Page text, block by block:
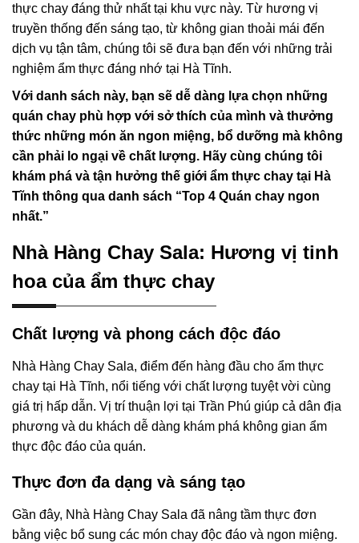
thực chay đáng thử nhất tại khu vực này. Từ hương vị
truyền thống đến sáng tạo, từ không gian thoải mái đến
dịch vụ tận tâm, chúng tôi sẽ đưa bạn đến với những trải
nghiệm ẩm thực đáng nhớ tại Hà Tĩnh.
Với danh sách này, bạn sẽ dễ dàng lựa chọn những
quán chay phù hợp với sở thích của mình và thưởng
thức những món ăn ngon miệng, bổ dưỡng mà không
cần phải lo ngại về chất lượng. Hãy cùng chúng tôi
khám phá và tận hưởng thế giới ẩm thực chay tại Hà
Tĩnh thông qua danh sách “Top 4 Quán chay ngon
nhất.”
Nhà Hàng Chay Sala: Hương vị tinh
hoa của ẩm thực chay
Chất lượng và phong cách độc đáo
Nhà Hàng Chay Sala, điểm đến hàng đầu cho ẩm thực
chay tại Hà Tĩnh, nổi tiếng với chất lượng tuyệt vời cùng
giá trị hấp dẫn. Vị trí thuận lợi tại Trần Phú giúp cả dân địa
phương và du khách dễ dàng khám phá không gian ẩm
thực độc đáo của quán.
Thực đơn đa dạng và sáng tạo
Gần đây, Nhà Hàng Chay Sala đã nâng tầm thực đơn
bằng việc bổ sung các món chay độc đáo và ngon miệng.